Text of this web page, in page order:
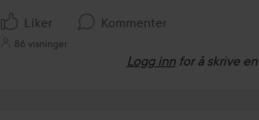
Liker Kommenter
86 visninger
Logg inn for å skrive